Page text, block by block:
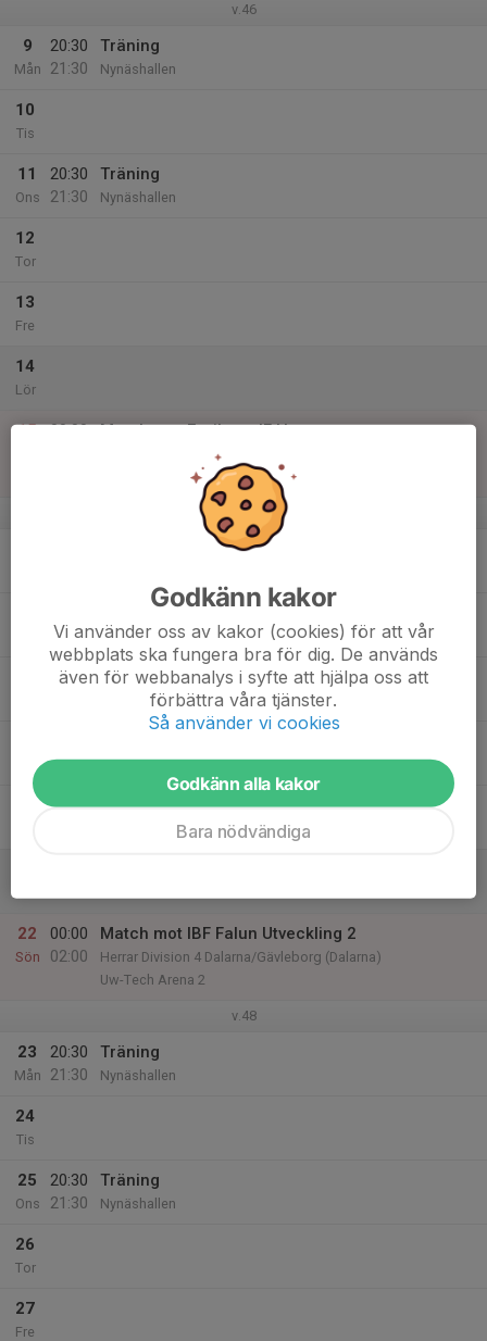
v.46
9
Mån
20:30
21:30
Träning
Nynäshallen
10
Tis
11
Ons
20:30
21:30
Träning
Nynäshallen
12
Tor
13
Fre
14
Lör
15
00:00
Match mot Envikens IF Herr
Herrar Division 4 Dalarna/Gävleborg (Dalarna)
Envikens Sporthall
v.47
20:30
Träning
Nynäshallen
22
Sön
00:00
02:00
Match mot IBF Falun Utveckling 2
Herrar Division 4 Dalarna/Gävleborg (Dalarna)
Uw-Tech Arena 2
v.48
23
Mån
20:30
21:30
Träning
Nynäshallen
24
Tis
25
Ons
20:30
21:30
Träning
Nynäshallen
26
Tor
27
Fre
Godkänn kakor
Vi använder oss av kakor (cookies) för att vår
webbplats ska fungera bra för dig. De används
även för webbanalys i syfte att hjälpa oss att
förbättra våra tjänster.
Så använder vi cookies
Godkänn alla kakor
Bara nödvändiga